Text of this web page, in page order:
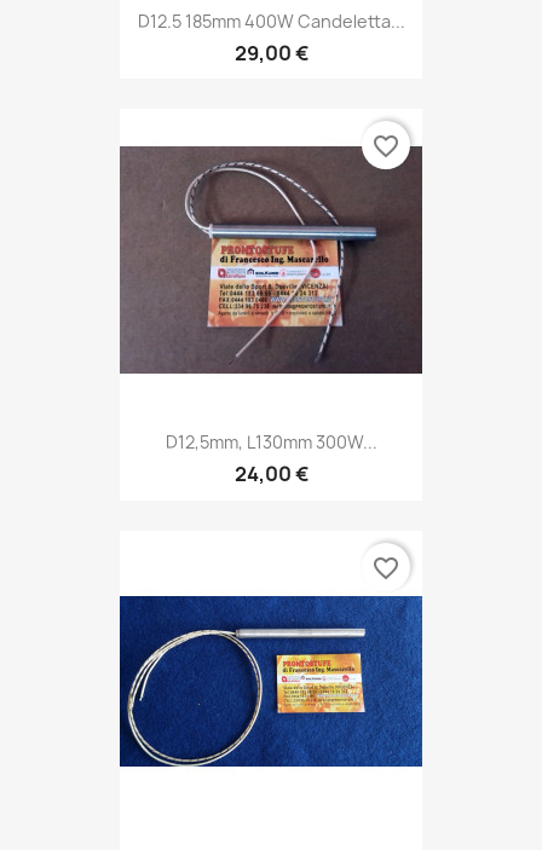
D12.5 185mm 400W Candeletta...
29,00 €
D12,5mm, L130mm 300W...
24,00 €
favorite_border
favorite_border